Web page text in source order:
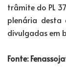
trâmite do PL
plenária desta
divulgadas em
Fonte: